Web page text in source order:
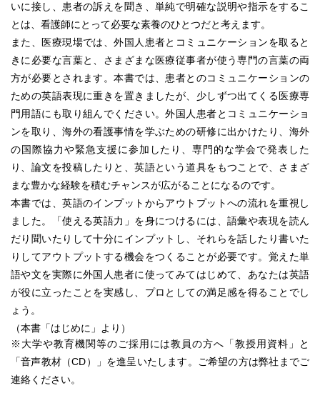
いに接し、患者の訴えを聞き、単純で明確な説明や指示をするこ
とは、看護師にとって必要な素養のひとつだと考えます。
また、医療現場では、外国人患者とコミュニケーションを取ると
きに必要な言葉と、さまざまな医療従事者が使う専門の言葉の両
方が必要とされます。本書では、患者とのコミュニケーションの
ための英語表現に重きを置きましたが、少しずつ出てくる医療専
門用語にも取り組んでください。外国人患者とコミュニケーショ
ンを取り、海外の看護事情を学ぶための研修に出かけたり、海外
の国際協力や緊急支援に参加したり、専門的な学会で発表した
り、論文を投稿したりと、英語という道具をもつことで、さまざ
まな豊かな経験を積むチャンスが広がることになるのです。
本書では、英語のインプットからアウトプットへの流れを重視し
ました。「使える英語力」を身につけるには、語彙や表現を読ん
だり聞いたりして十分にインプットし、それらを話したり書いた
りしてアウトプットする機会をつくることが必要です。覚えた単
語や文を実際に外国人患者に使ってみてはじめて、あなたは英語
が役に立ったことを実感し、プロとしての満足感を得ることでし
ょう。
（本書「はじめに」より）
※大学や教育機関等のご採用には教員の方へ「教授用資料」と
「音声教材（CD）」を進呈いたします。ご希望の方は弊社までご
連絡ください。